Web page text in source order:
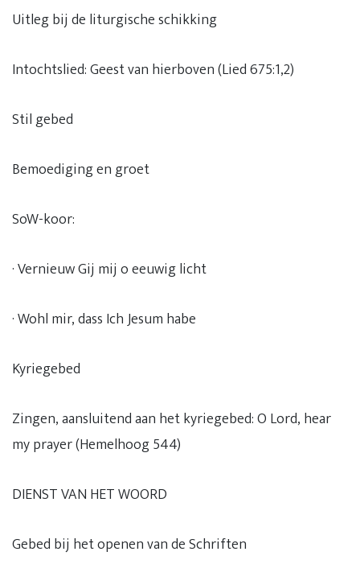
Uitleg bij de liturgische schikking
Intochtslied: Geest van hierboven (Lied 675:1,2)
Stil gebed
Bemoediging en groet
SoW-koor:
· Vernieuw Gij mij o eeuwig licht
· Wohl mir, dass Ich Jesum habe
Kyriegebed
Zingen, aansluitend aan het kyriegebed: O Lord, hear
my prayer (Hemelhoog 544)
DIENST VAN HET WOORD
Gebed bij het openen van de Schriften